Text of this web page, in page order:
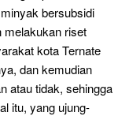
bersubsidi
melakukan riset
kota Ternate
dan kemudian
atau tidak, sehingga
itu, yang ujung-